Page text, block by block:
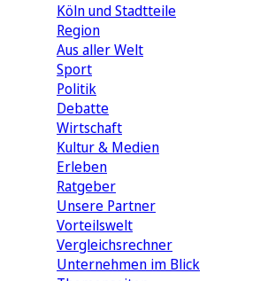
Köln und Stadtteile
Region
Aus aller Welt
Sport
Politik
Debatte
Wirtschaft
Kultur & Medien
Erleben
Ratgeber
Unsere Partner
Vorteilswelt
Vergleichsrechner
Unternehmen im Blick